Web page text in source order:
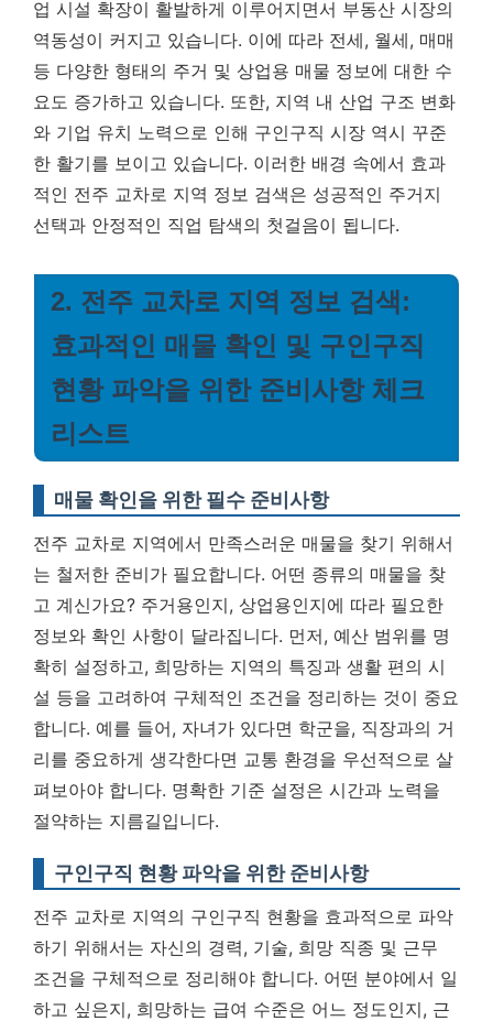
업 시설 확장이 활발하게 이루어지면서 부동산 시장의
역동성이 커지고 있습니다. 이에 따라 전세, 월세, 매매
등 다양한 형태의 주거 및 상업용 매물 정보에 대한 수
요도 증가하고 있습니다. 또한, 지역 내 산업 구조 변화
와 기업 유치 노력으로 인해 구인구직 시장 역시 꾸준
한 활기를 보이고 있습니다. 이러한 배경 속에서 효과
적인 전주 교차로 지역 정보 검색은 성공적인 주거지
선택과 안정적인 직업 탐색의 첫걸음이 됩니다.
2. 전주 교차로 지역 정보 검색:
효과적인 매물 확인 및 구인구직
현황 파악을 위한 준비사항 체크
리스트
매물 확인을 위한 필수 준비사항
전주 교차로 지역에서 만족스러운 매물을 찾기 위해서
는 철저한 준비가 필요합니다. 어떤 종류의 매물을 찾
고 계신가요? 주거용인지, 상업용인지에 따라 필요한
정보와 확인 사항이 달라집니다. 먼저, 예산 범위를 명
확히 설정하고, 희망하는 지역의 특징과 생활 편의 시
설 등을 고려하여 구체적인 조건을 정리하는 것이 중요
합니다. 예를 들어, 자녀가 있다면 학군을, 직장과의 거
리를 중요하게 생각한다면 교통 환경을 우선적으로 살
펴보아야 합니다. 명확한 기준 설정은 시간과 노력을
절약하는 지름길입니다.
구인구직 현황 파악을 위한 준비사항
전주 교차로 지역의 구인구직 현황을 효과적으로 파악
하기 위해서는 자신의 경력, 기술, 희망 직종 및 근무
조건을 구체적으로 정리해야 합니다. 어떤 분야에서 일
하고 싶은지, 희망하는 급여 수준은 어느 정도인지, 근